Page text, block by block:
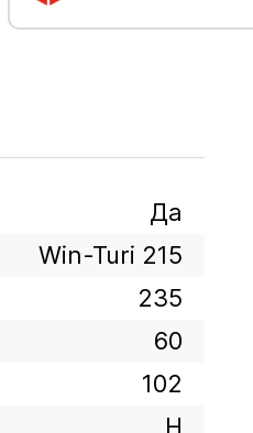
Да
Win-Turi 215
235
60
102
H